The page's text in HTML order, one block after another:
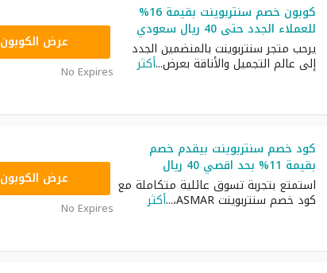
كوبون خصم سنتربوينت بقيمة 16%
للعملاء الجدد حتى 40 ريال سعودي
يرحب متجر سنتربوينت بالمنضمين الجدد
إلى عالم التجميل والأناقة بعرض...أكثر
عرض الكوبون
No Expires
كود خصم سنتربوينت بيقدم خصم
بقيمة 11% بحد اقصي 40 ريال
استمتع بتجربة تسوق عائلية متكاملة مع
كود خصم سنتربوينت ASMAR، ...أكثر
ASMARعرض الكوبون
No Expires